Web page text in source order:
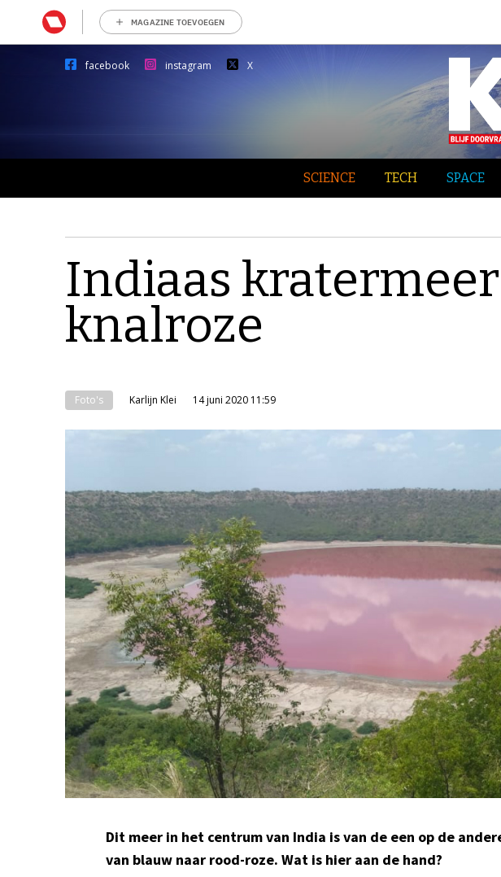
MAGAZINE TOEVOEGEN
facebook instagram X
SCIENCE TECH SPACE
Indiaas
knalroze
Foto's Karlijn Klei 14 juni 2020 11:59
Dit meer in het centrum van India is van de een op de
van blauw naar rood-roze. Wat is hier aan de hand?